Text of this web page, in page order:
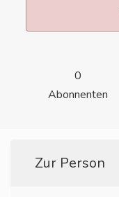
0
Abonnenten
Zur Person